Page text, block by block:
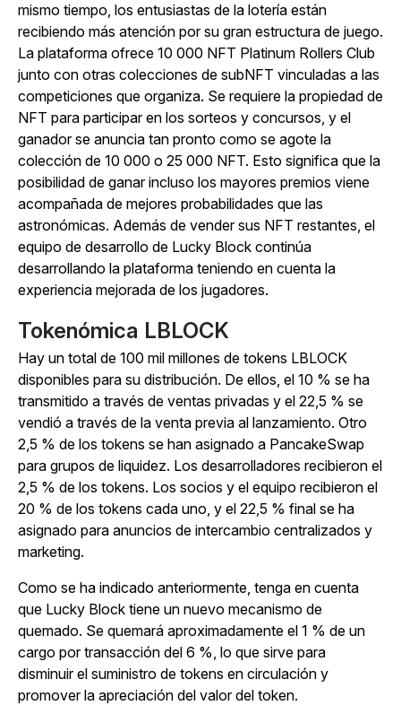
mismo tiempo, los entusiastas de la lotería están
recibiendo más atención por su gran estructura de juego.
La plataforma ofrece 10 000 NFT Platinum Rollers Club
junto con otras colecciones de subNFT vinculadas a las
competiciones que organiza. Se requiere la propiedad de
NFT para participar en los sorteos y concursos, y el
ganador se anuncia tan pronto como se agote la
colección de 10 000 o 25 000 NFT. Esto significa que la
posibilidad de ganar incluso los mayores premios viene
acompañada de mejores probabilidades que las
astronómicas. Además de vender sus NFT restantes, el
equipo de desarrollo de Lucky Block continúa
desarrollando la plataforma teniendo en cuenta la
experiencia mejorada de los jugadores.
Tokenómica LBLOCK
Hay un total de 100 mil millones de tokens LBLOCK
disponibles para su distribución. De ellos, el 10 % se ha
transmitido a través de ventas privadas y el 22,5 % se
vendió a través de la venta previa al lanzamiento. Otro
2,5 % de los tokens se han asignado a PancakeSwap
para grupos de liquidez. Los desarrolladores recibieron el
2,5 % de los tokens. Los socios y el equipo recibieron el
20 % de los tokens cada uno, y el 22,5 % final se ha
asignado para anuncios de intercambio centralizados y
marketing.
Como se ha indicado anteriormente, tenga en cuenta
que Lucky Block tiene un nuevo mecanismo de
quemado. Se quemará aproximadamente el 1 % de un
cargo por transacción del 6 %, lo que sirve para
disminuir el suministro de tokens en circulación y
promover la apreciación del valor del token.